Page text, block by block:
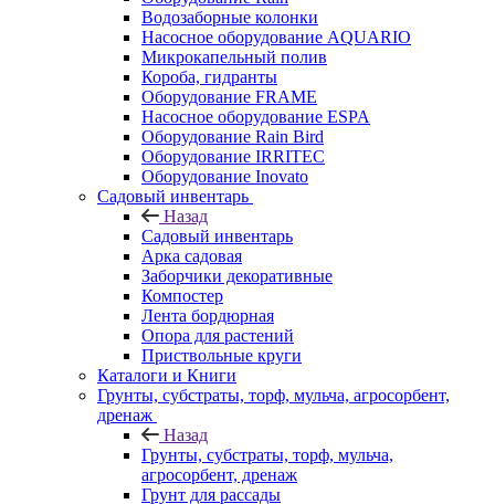
Водозаборные колонки
Насосное оборудование AQUARIO
Микрокапельный полив
Короба, гидранты
Оборудование FRAME
Насосное оборудование ESPA
Оборудование Rain Bird
Оборудование IRRITEC
Оборудование Inovato
Садовый инвентарь
Назад
Садовый инвентарь
Арка садовая
Заборчики декоративные
Компостер
Лента бордюрная
Опора для растений
Приствольные круги
Каталоги и Книги
Грунты, субстраты, торф, мульча, агросорбент,
дренаж
Назад
Грунты, субстраты, торф, мульча,
агросорбент, дренаж
Грунт для рассады